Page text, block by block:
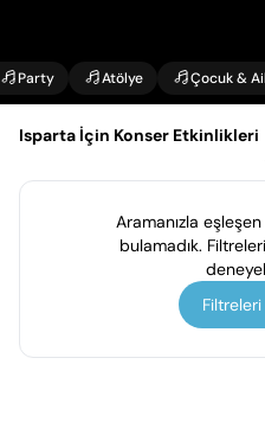
Party Atölye Çocuk &
Isparta İçin Konser Etkinlikleri
Aramanızla
bulamadık.
Filtreleri